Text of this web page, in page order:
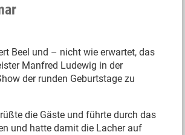
Beel und – nicht wie erwartet, das
Manfred Ludewig in der
der runden Geburtstage zu
die Gäste und führte durch das
und hatte damit die Lacher auf